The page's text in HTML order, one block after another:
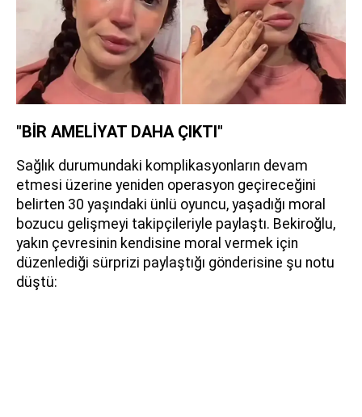
"BİR AMELİYAT DAHA ÇIKTI"
Sağlık durumundaki komplikasyonların devam
etmesi üzerine yeniden operasyon geçireceğini
belirten 30 yaşındaki ünlü oyuncu, yaşadığı moral
bozucu gelişmeyi takipçileriyle paylaştı. Bekiroğlu,
yakın çevresinin kendisine moral vermek için
düzenlediği sürprizi paylaştığı gönderisine şu notu
düştü: